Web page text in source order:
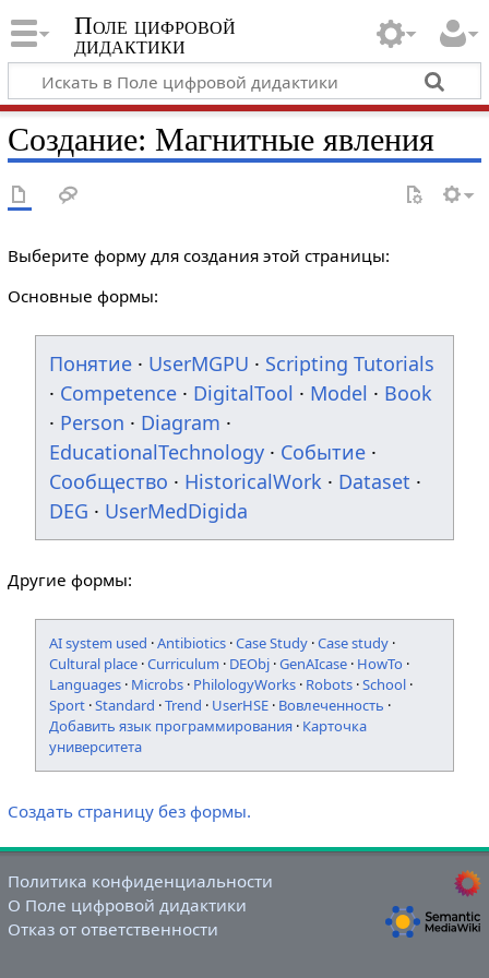
Поле цифровой
дидактики
Создание: Магнитные явления
Выберите форму для создания этой страницы:
Основные формы:
Понятие · UserMGPU · Scripting Tutorials
· Competence · DigitalTool · Model · Book
· Person · Diagram ·
EducationalTechnology · Событие ·
Сообщество · HistoricalWork · Dataset ·
DEG · UserMedDigida
Другие формы:
AI system used ·Antibiotics ·Case Study ·Case study ·
Cultural place ·Curriculum · DEObj ·GenAIcase · HowTo ·
Languages · Microbs · PhilologyWorks · Robots ·School ·
Sport ·Standard ·Trend · UserHSE · Вовлеченность ·
Добавить язык программирования · Карточка
университета
Создать страницу без формы.
Политика конфиденциальности
О Поле цифровой дидактики
Отказ от ответственности